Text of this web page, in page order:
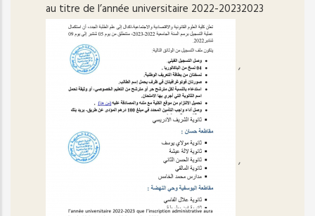
au titre de l’année universitaire 2022-20232023
,
,